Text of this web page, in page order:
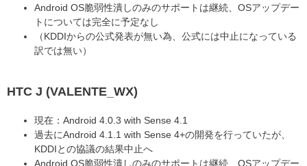
Android OS脆弱性潰しのみのサポートは継続、OSアップデー
トについては完全に予定なし
（KDDIからの公式発表が無い為、公式には中止になっている
訳では無い）
HTC J (VALENTE_WX)
現在：Android 4.0.3 with Sense 4.1
過去にAndroid 4.1.1 with Sense 4+の開発を行っていたが、
KDDIとの協議の結果中止へ
Android OS脆弱性潰しのみのサポートは継続、OSアップデー